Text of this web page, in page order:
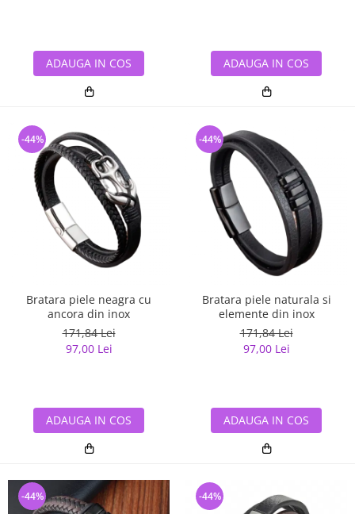
ADAUGA IN COS ADAUGA IN COS
Bratara piele neagra cu
ancora din inox
171,84 Lei
97,00 Lei
-44%
ADAUGA IN COS
Bratara piele naturala si
elemente din inox
171,84 Lei
97,00 Lei
-44%
ADAUGA IN COS
-44% -44%